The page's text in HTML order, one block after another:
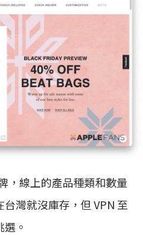
，線上的產品種類和數量
灣就沒庫存，但 VPN 至
。